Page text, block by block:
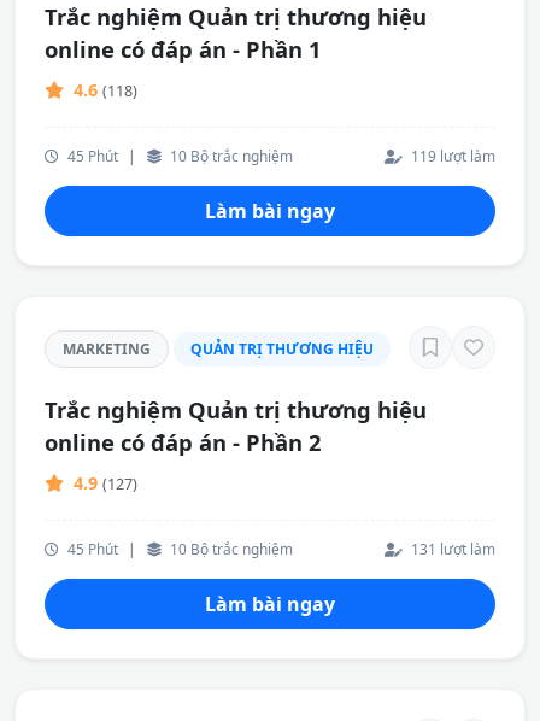
Trắc nghiệm Quản trị thương hiệu
online có đáp án - Phần 1
4.6 (118)
45 Phút | 10 Bộ trắc nghiệm 119 lượt làm
Làm bài ngay
MARKETING QUẢN TRỊ THƯƠNG HIỆU
Trắc nghiệm Quản trị thương hiệu
online có đáp án - Phần 2
4.9 (127)
45 Phút | 10 Bộ trắc nghiệm 131 lượt làm
Làm bài ngay